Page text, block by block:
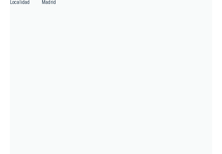
Localidad Madrid